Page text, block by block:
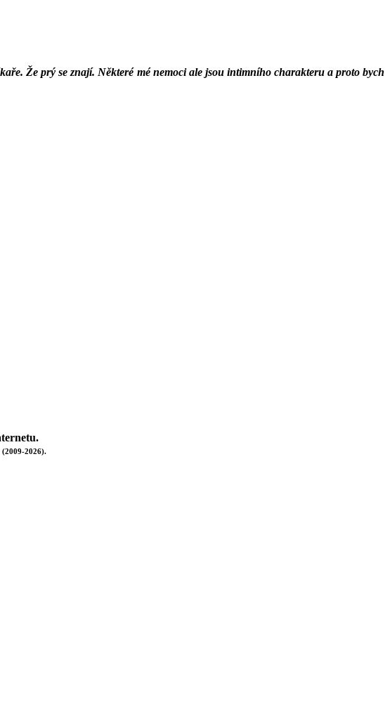
Že prý se znají. Některé mé nemoci ale jsou intimního charakteru a proto bych
(2009-2026).